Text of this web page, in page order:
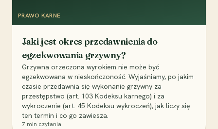
PRAWO KARNE
Jaki jest okres przedawnienia do
egzekwowania grzywny?
Grzywna orzeczona wyrokiem nie może być
egzekwowana w nieskończoność. Wyjaśniamy, po jakim
czasie przedawnia się wykonanie grzywny za
przestępstwo (art. 103 Kodeksu karnego) i za
wykroczenie (art. 45 Kodeksu wykroczeń), jak liczy się
ten termin i co go zawiesza.
7 min czytania